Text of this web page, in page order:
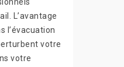
L’avantage
l’évacuation
votre
votre